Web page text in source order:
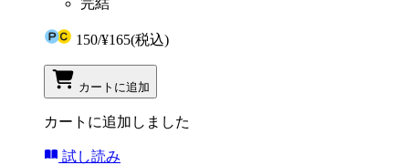
150/¥165(税込)
カートに追加
カートに追加しました
試し読み